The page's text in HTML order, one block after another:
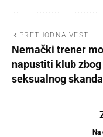
PRETHODNA VEST
Nemački trener
napustiti klub zbog
seksualnog
Na